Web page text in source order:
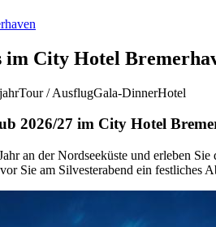
im City Hotel
Tour / AusflugGala-DinnerHotel
2026/27 im City Hotel
an der Nordseeküste und erleben
Sie am Silvesterabend ein festliches